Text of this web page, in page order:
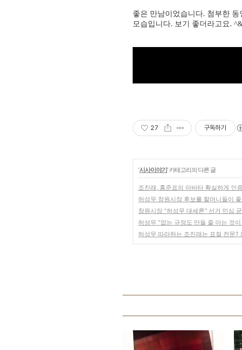
좋은 만남이었습니다. 첨부한 동
모습입니다. 보기 좋더라고요.
27 구독하기
'시사이야기' 카테고리의 다른 글
조진래, 홍준표의 아바타 확실하게 인증
허성무 창원시장 후보를 할머니들이
창원시장 "허성무 대세론" 선거 민심
허성무 "없는 규정도 만들 줄 아는 것
허성무 따라하는 조진래는 표절 전문?